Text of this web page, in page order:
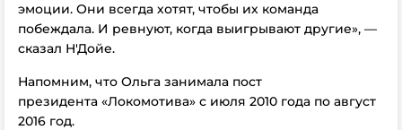
эмоции. Они всегда хотят, чтобы их команда
побеждала. И ревнуют, когда выигрывают другие», —
сказал Н'Дойе.
Напомним, что Ольга занимала пост
президента «Локомотива» с июля 2010 года по август
2016 год.